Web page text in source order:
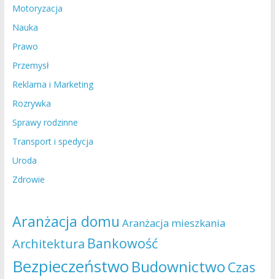
Motoryzacja
Nauka
Prawo
Przemysł
Reklama i Marketing
Rozrywka
Sprawy rodzinne
Transport i spedycja
Uroda
Zdrowie
Aranżacja domu Aranżacja mieszkania
Architektura Bankowość
Bezpieczeństwo Budownictwo Czas